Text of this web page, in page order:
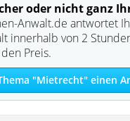
oder nicht ganz
Anwalt.de antwortet
innerhalb von 2
Preis.
"Mietrecht" einen